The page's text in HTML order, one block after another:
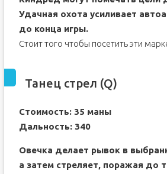
Удачная охота усиливает
до конца игры.
Стоит того чтобы посетить эти
Танец стрел (Q)
Стоимость: 35 маны
Дальность: 340
Овечка делает рывок в
а затем стреляет, поражая до